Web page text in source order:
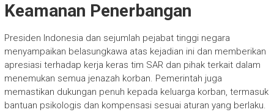
Keamanan Penerbangan
Presiden Indonesia dan sejumlah pejabat tinggi negara
menyampaikan belasungkawa atas kejadian ini dan memberikan
apresiasi terhadap kerja keras tim SAR dan pihak terkait dalam
menemukan semua jenazah korban. Pemerintah juga
memastikan dukungan penuh kepada keluarga korban, termasuk
bantuan psikologis dan kompensasi sesuai aturan yang berlaku.